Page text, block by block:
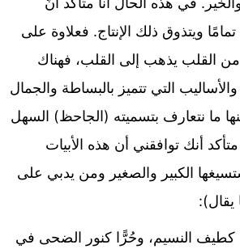
ويتذوق ذلك الإنتاج. فعلاوة على
القلب يذهب إلى القلب، فهناك
التي تتميز بالبساطة والجمال
ما نتعارف بتسميته (الجاحظ) السهل
متأكد أنك توافقني أن هذه الأبيات
الكبير والصغير ومن يدبي على
يقال):
كطيف النسيم، وحُرًّا كنور الضحى في